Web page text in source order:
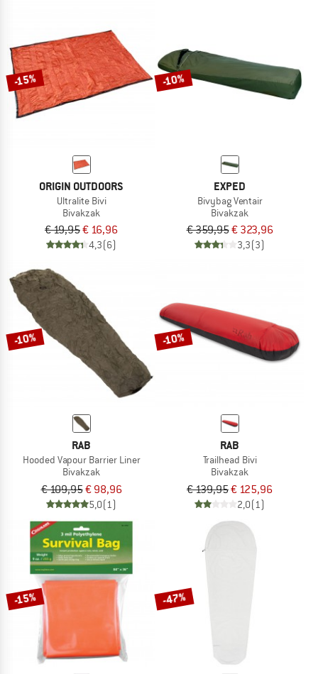
-15%
ORIGIN OUTDOORS
Ultralite Bivi
Bivakzak
€ 19,95€ 16,96
4,3(6)
-10%
EXPED
Bivybag Ventair
Bivakzak
€ 359,95€ 323,96
3,3(3)
-10%
RAB
Hooded Vapour Barrier Liner
Bivakzak
€ 109,95€ 98,96
5,0(1)
-10%
RAB
Trailhead Bivi
Bivakzak
€ 139,95€ 125,96
2,0(1)
-15% -47%